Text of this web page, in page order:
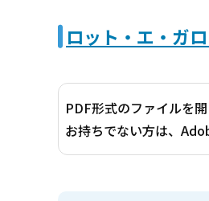
ロット・エ・ガ
PDF形式のファイルを
お持ちでない方は、